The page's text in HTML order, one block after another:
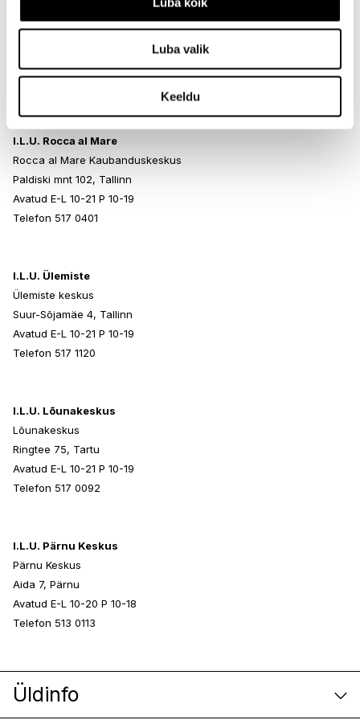
Luba valik
Keeldu
[+/- may contain / peut contenir
ci 42090 / blue 1 lake ● ci 77491, ci 77492, ci 77499 / iron
oxides ●
change, customers should refer to the product packaging
for the most up-to-date ingredient list.
Kristiine Kaubanduskeskus
Telefon 517 1040
I.L.U. Rocca al Mare
Rocca al Mare Kaubanduskeskus
Paldiski mnt 102, Tallinn
Avatud E-L 10-21 P 10-19
Telefon 517 0401
I.L.U. Ülemiste
Ülemiste keskus
Suur-Sõjamäe 4, Tallinn
Avatud E-L 10-21 P 10-19
Telefon 517 1120
I.L.U. Lõunakeskus
Lõunakeskus
Ringtee 75, Tartu
Avatud E-L 10-21 P 10-19
Telefon 517 0092
I.L.U. Pärnu Keskus
Pärnu Keskus
Aida 7, Pärnu
Avatud E-L 10-20 P 10-18
Telefon 513 0113
Üldinfo